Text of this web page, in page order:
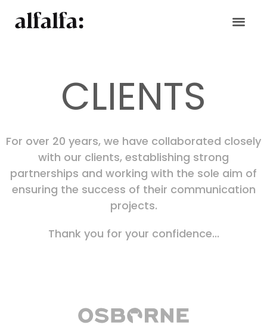
content
CLIENTS
For over 20 years, we have collaborated closely
with our clients, establishing strong
partnerships and working with the sole aim of
ensuring the success of their communication
projects.
Thank you for your confidence...